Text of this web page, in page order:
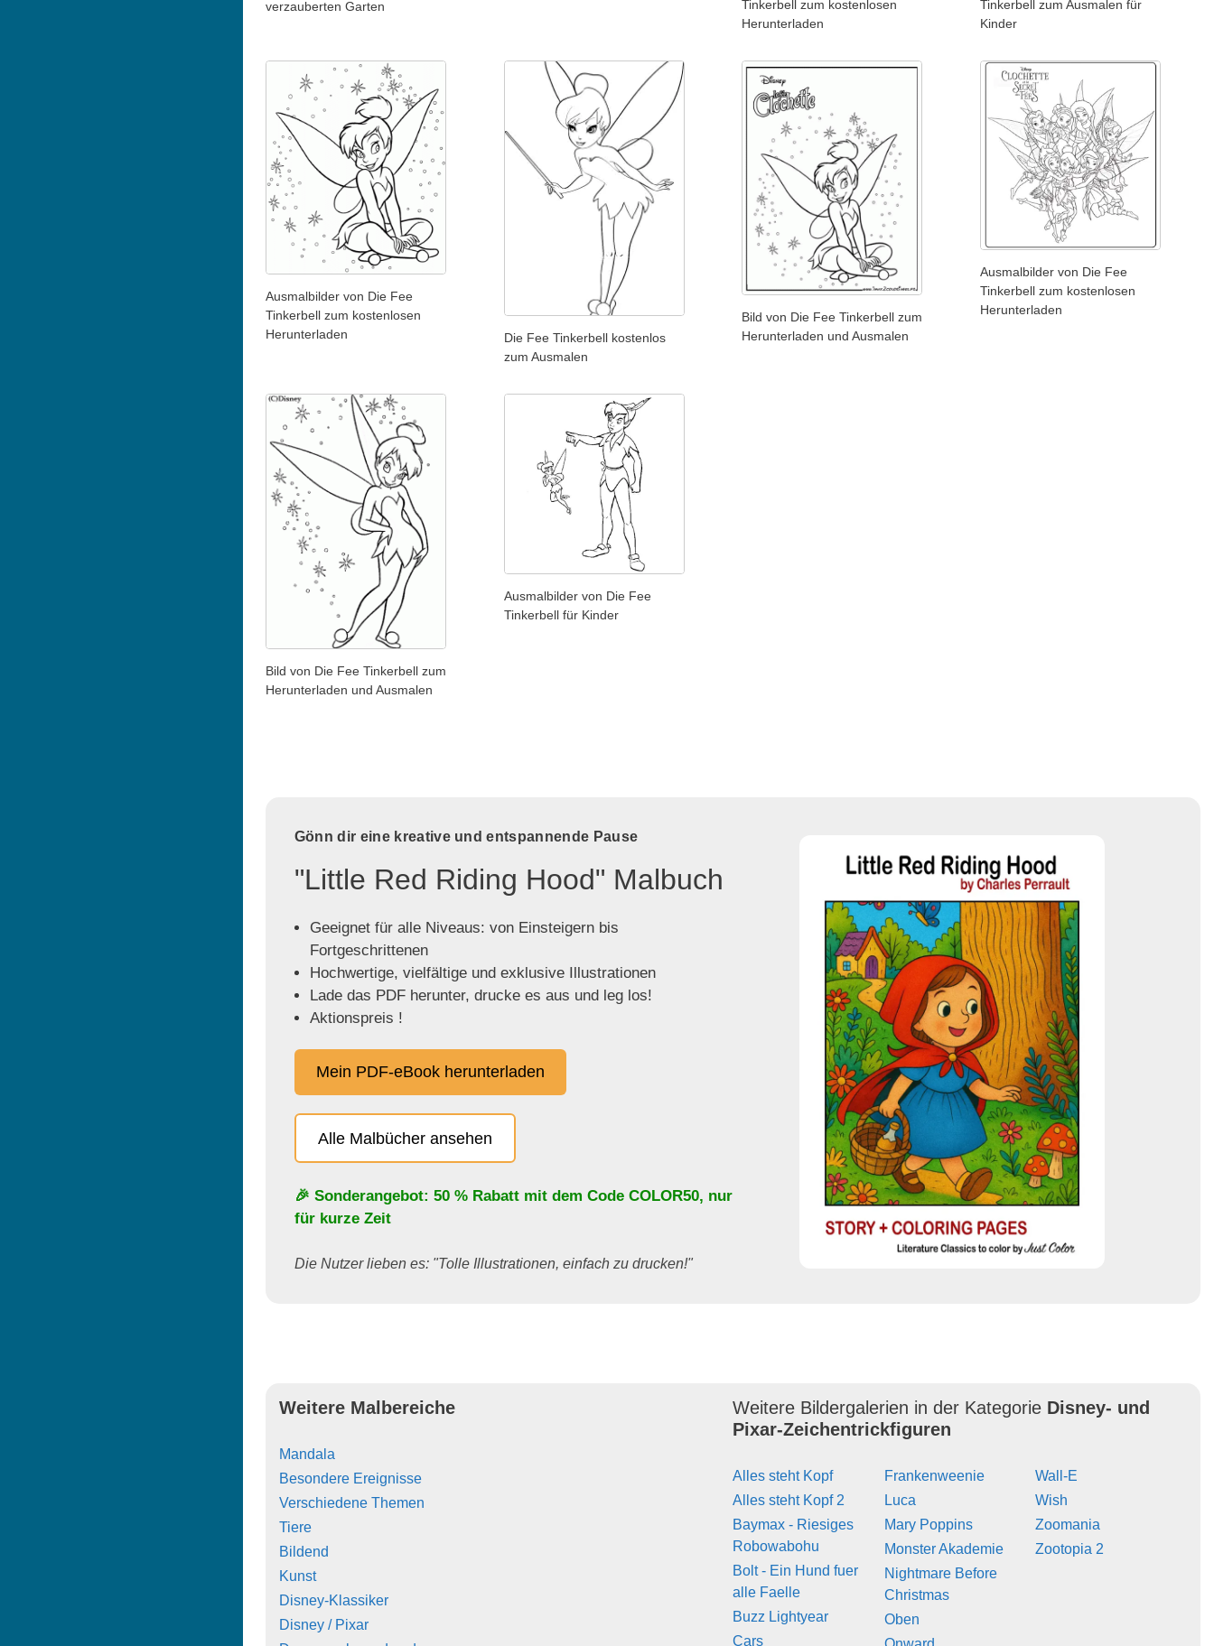
verzauberten Garten
Tinkerbell zum kostenlosen
Herunterladen
Tinkerbell zum Ausmalen für
Kinder
Ausmalbilder von Die Fee
Tinkerbell zum kostenlosen
Herunterladen
Die Fee Tinkerbell kostenlos
zum Ausmalen
Bild von Die Fee Tinkerbell zum
Herunterladen und Ausmalen
Ausmalbilder von Die Fee
Tinkerbell zum kostenlosen
Herunterladen
Bild von Die Fee Tinkerbell zum
Herunterladen und Ausmalen
Ausmalbilder von Die Fee
Tinkerbell für Kinder
Gönn dir eine kreative und entspannende Pause
"Little Red Riding Hood" Malbuch
Geeignet für alle Niveaus: von Einsteigern bis
Fortgeschrittenen
Hochwertige, vielfältige und exklusive Illustrationen
Lade das PDF herunter, drucke es aus und leg los!
Aktionspreis !
Mein PDF-eBook herunterladen
Alle Malbücher ansehen
🎉 Sonderangebot: 50 % Rabatt mit dem Code COLOR50, nur
für kurze Zeit
Die Nutzer lieben es: "Tolle Illustrationen, einfach zu drucken!"
Weitere Malbereiche
Mandala
Besondere Ereignisse
Verschiedene Themen
Tiere
Bildend
Kunst
Disney-Klassiker
Disney / Pixar
Weitere Bildergalerien in der Kategorie Disney- und
Pixar-Zeichentrickfiguren
Alles steht Kopf
Alles steht Kopf 2
Baymax - Riesiges
Robowabohu
Bolt - Ein Hund fuer
alle Faelle
Buzz Lightyear
Cars
Frankenweenie
Luca
Mary Poppins
Monster Akademie
Nightmare Before
Christmas
Oben
Wall-E
Wish
Zoomania
Zootopia 2